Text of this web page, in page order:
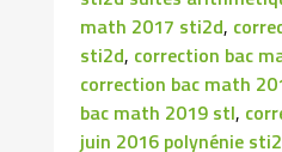
math 2017 sti2d,
sti2d, correction bac
correction bac math
bac math 2019 stl,
juin 2016 polynénie